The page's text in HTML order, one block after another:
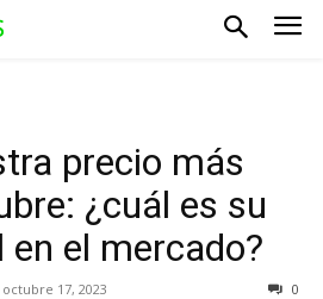
precio más
¿cuál es su
el mercado?
octubre 17, 2023 0